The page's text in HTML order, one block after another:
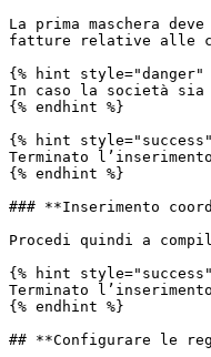
La prima maschera
fatture relative alle
{% hint style="danger"
In caso la società
{% endhint %}
{% hint
Terminato
{% endhint %}
### **Inserimento
Procedi quindi a
{% hint
Terminato
{% endhint %}
## **Configurare le